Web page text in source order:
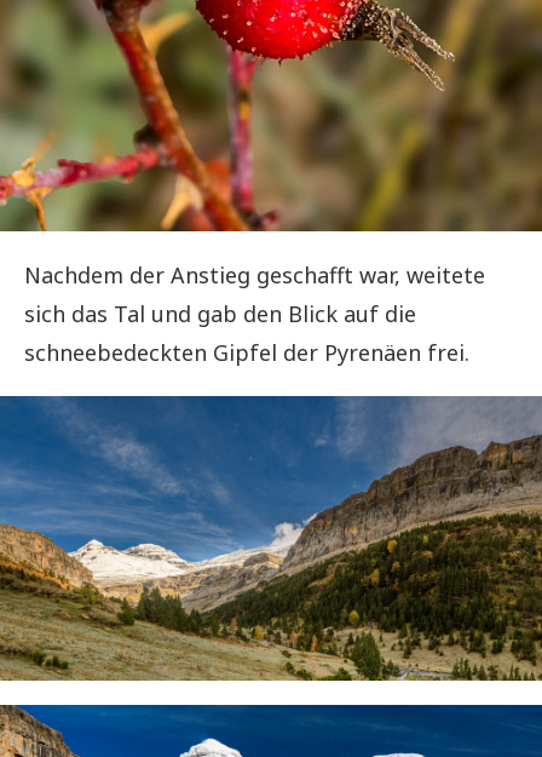
Nachdem der Anstieg geschafft war, weitete
sich das Tal und gab den Blick auf die
schneebedeckten Gipfel der Pyrenäen frei.